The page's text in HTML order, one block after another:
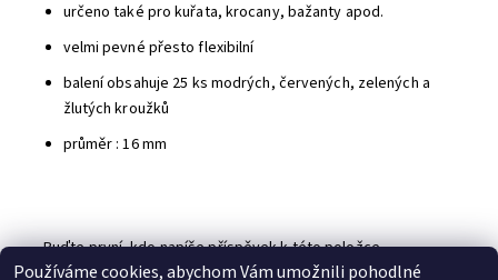
určeno také pro kuřata, krocany, bažanty apod.
velmi pevné přesto flexibilní
balení obsahuje 25 ks modrých, červených, zelených a
žlutých kroužků
průměr : 16 mm
Buďte první, kdo napíše příspěvek k této položce.
Používáme cookies, abychom Vám umožnili pohodlné